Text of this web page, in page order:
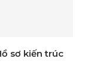
sơ kiến ​​trúc